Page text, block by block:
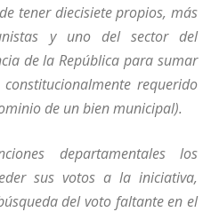
tener diecisiete propios, más
y uno del sector del
de la República para sumar
requerido
de un bien municipal).
departamentales los
sus votos a la iniciativa,
del voto faltante en el